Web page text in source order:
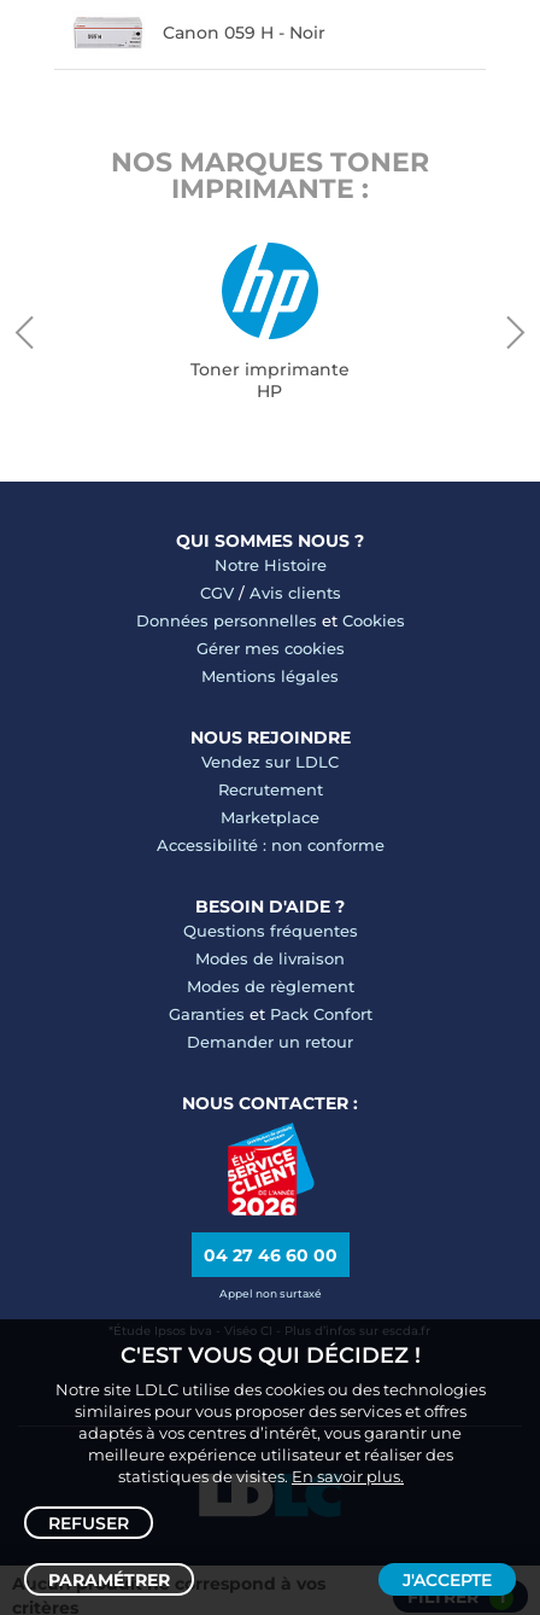
Trier /Filtrer
Aucun produit ne correspond à vos
critères
FILTRER 1
Canon 059 H - Noir
NOS MARQUES TONER
IMPRIMANTE :
Toner imprimante
HP
QUI SOMMES NOUS ?
Notre Histoire
CGV/ Avis clients
Données personnelles et Cookies
Gérer mes cookies
Mentions légales
NOUS REJOINDRE
Vendez sur LDLC
Recrutement
Marketplace
Accessibilité : non conforme
BESOIN D'AIDE ?
Questions fréquentes
Modes de livraison
Modes de règlement
Garanties et Pack Confort
Demander un retour
NOUS CONTACTER :
04 27 46 60 00
Appel non surtaxé
*Étude Ipsos bva - Viséo CI - Plus d’infos sur escda.fr
C'EST VOUS QUI DÉCIDEZ !
Notre site LDLC utilise des cookies ou des technologies
similaires pour vous proposer des services et offres
adaptés à vos centres d’intérêt, vous garantir une
meilleure expérience utilisateur et réaliser des
statistiques de visites.En savoir plus.
REFUSER
PARAMÉTRER J'ACCEPTE